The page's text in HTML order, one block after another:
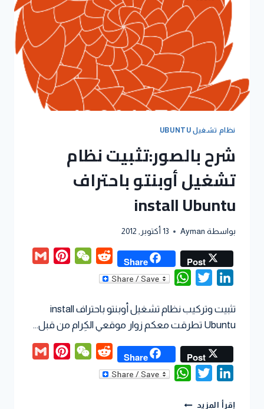
نظام تشغيل UBUNTU
شرح بالصور:تثبيت نظام
تشغيل أوبنتو باحتراف
install Ubuntu
بواسطة Ayman 13 أكتوبر, 2012
Post
Share
Reddit
WeChat
Pinterest
LinkedIn
Twitter
WhatsApp
تثبيت وتركيب نظام تشغيل أوبنتو باحتراف install
Ubuntu تطرقت معكم زوار موقعي الكِرام من قبل…
Post
Share
Reddit
WeChat
Pinterest
LinkedIn
Twitter
WhatsApp
إقرأ المزيد